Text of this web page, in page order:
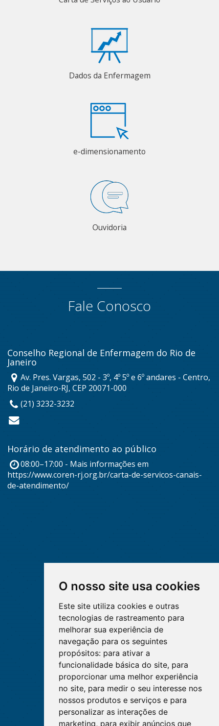
O nosso site usa cookies
Este site utiliza cookies e outras
tecnologias de rastreamento para
melhorar sua experiência de
navegação para os seguintes
propósitos: para ativar a
funcionalidade básica do site, para
proporcionar uma melhor experiência
no site, para medir o seu interesse nos
nossos produtos e serviços e para
personalizar as interações de
marketing, para exibir anúncios que
Dados da Enfermagem
e-dimensionamento
Ouvidoria
Fale Conosco
Conselho Regional de Enfermagem do Rio de
Janeiro
Av. Pres. Vargas, 502 - 3º, 4º 5º e 6º andares - Centro,
Rio de Janeiro-RJ, CEP 20071-000
(21) 3232-3232
Horário de atendimento ao público
08:00–17:00 - Mais informações em
https://www.coren-rj.org.br/carta-de-servicos-canais-
de-atendimento/